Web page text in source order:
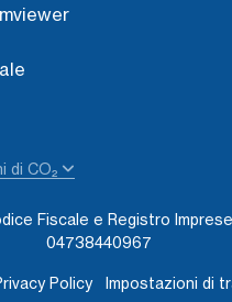
di CO₂
Fiscale e Registro
04738440967
Policy Impostazioni di